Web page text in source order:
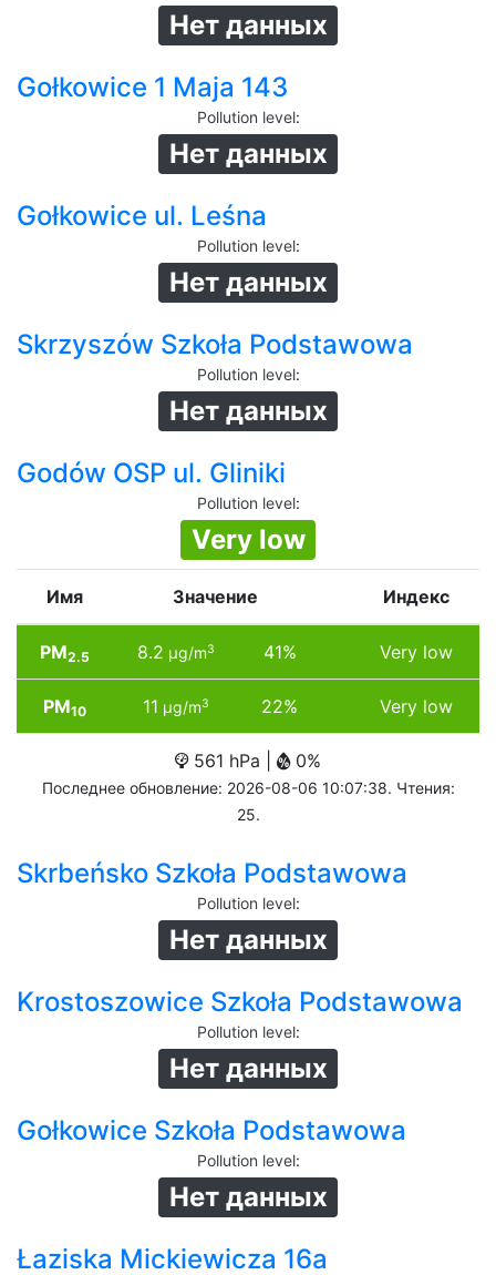
Нет данных
Gołkowice 1 Maja 143
Pollution level:
Нет данных
Gołkowice ul. Leśna
Pollution level:
Нет данных
Skrzyszów Szkoła Podstawowa
Pollution level:
Нет данных
Godów OSP ul. Gliniki
Pollution level:
Very low
Имя Значение Индекс
PM2.5 8.2 µg/m3 41% Very low
PM10 11 µg/m3 22% Very low
561 hPa | 0%
Последнее обновление: 2026-08-06 10:07:38. Чтения:
25.
Skrbeńsko Szkoła Podstawowa
Pollution level:
Нет данных
Krostoszowice Szkoła Podstawowa
Pollution level:
Нет данных
Gołkowice Szkoła Podstawowa
Pollution level:
Нет данных
Łaziska Mickiewicza 16a